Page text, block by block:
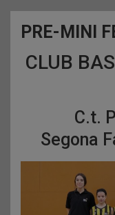
PRE-MINI
CLUB
C.t.
Segona